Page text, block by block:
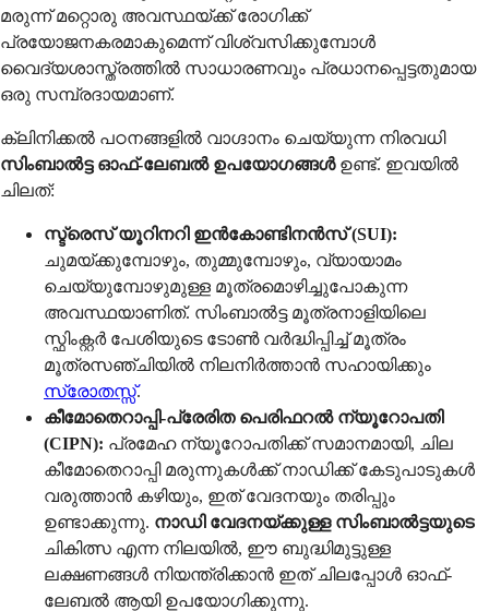
മരുന്ന് മറ്റൊരു അവസ്ഥയ്ക്ക് രോഗിക്ക്
പ്രയോജനകരമാകുമെന്ന് വിശ്വസിക്കുമ്പോൾ
വൈദ്യശാസ്ത്രത്തിൽ സാധാരണവും പ്രധാനപ്പെട്ടതുമായ
ഒരു സമ്പ്രദായമാണ്.
ക്ലിനിക്കൽ പഠനങ്ങളിൽ വാഗ്ദാനം ചെയ്യുന്ന നിരവധി
സിംബാൽട്ട ഓഫ്-ലേബൽ ഉപയോഗങ്ങൾഉണ്ട്. ഇവയിൽ
ചിലത്:
സ്ട്രെസ് യൂറിനറി ഇൻകോണ്ടിനൻസ് (SUI):
ചുമയ്ക്കുമ്പോഴും, തുമ്മുമ്പോഴും, വ്യായാമം
ചെയ്യുമ്പോഴുമുള്ള മൂത്രമൊഴിച്ചുപോകുന്ന
അവസ്ഥയാണിത്. സിംബാൽട്ട മൂത്രനാളിയിലെ
സ്ഫിംക്റ്റർ പേശിയുടെ ടോൺ വർദ്ധിപ്പിച്ച് മൂത്രം
മൂത്രസഞ്ചിയിൽ നിലനിർത്താൻ സഹായിക്കും
സ്രോതസ്സ്.
കീമോതെറാപ്പി-പ്രേരിത പെരിഫറൽ ന്യൂറോപതി
(CIPN): പ്രമേഹ ന്യൂറോപതിക്ക് സമാനമായി, ചില
കീമോതെറാപ്പി മരുന്നുകൾക്ക് നാഡിക്ക് കേടുപാടുകൾ
വരുത്താൻ കഴിയും, ഇത് വേദനയും തരിപ്പും
ഉണ്ടാക്കുന്നു. നാഡി വേദനയ്ക്കുള്ള സിംബാൽട്ടയുടെ
ചികിത്സ എന്ന നിലയിൽ, ഈ ബുദ്ധിമുട്ടുള്ള
ലക്ഷണങ്ങൾ നിയന്ത്രിക്കാൻ ഇത് ചിലപ്പോൾ ഓഫ്-
ലേബൽ ആയി ഉപയോഗിക്കുന്നു.